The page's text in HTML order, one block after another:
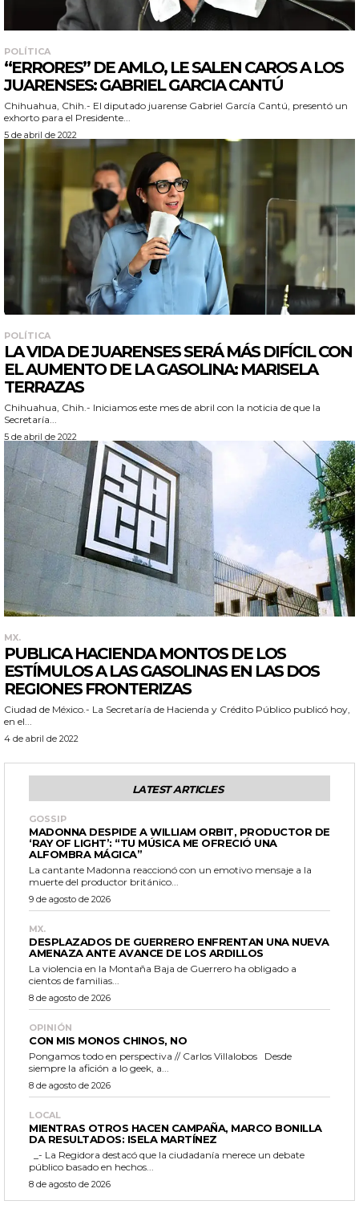
POLÍTICA
“ERRORES” DE AMLO, LE SALEN CAROS A LOS
JUARENSES: GABRIEL GARCIA CANTÚ
Chihuahua, Chih.- El diputado juarense Gabriel García Cantú, presentó un
exhorto para el Presidente...
5 de abril de 2022
POLÍTICA
LA VIDA DE JUARENSES SERÁ MÁS DIFÍCIL CON
EL AUMENTO DE LA GASOLINA: MARISELA
TERRAZAS
Chihuahua, Chih.- Iniciamos este mes de abril con la noticia de que la
Secretaría...
5 de abril de 2022
MX.
PUBLICA HACIENDA MONTOS DE LOS
ESTÍMULOS A LAS GASOLINAS EN LAS DOS
REGIONES FRONTERIZAS
Ciudad de México.- La Secretaría de Hacienda y Crédito Público publicó hoy,
en el...
4 de abril de 2022
LATEST ARTICLES
GOSSIP
MADONNA DESPIDE A WILLIAM ORBIT, PRODUCTOR DE
‘RAY OF LIGHT’: “TU MÚSICA ME OFRECIÓ UNA
ALFOMBRA MÁGICA”
La cantante Madonna reaccionó con un emotivo mensaje a la
muerte del productor británico...
9 de agosto de 2026
MX.
DESPLAZADOS DE GUERRERO ENFRENTAN UNA NUEVA
AMENAZA ANTE AVANCE DE LOS ARDILLOS
La violencia en la Montaña Baja de Guerrero ha obligado a
cientos de familias...
8 de agosto de 2026
OPINIÓN
CON MIS MONOS CHINOS, NO
Pongamos todo en perspectiva // Carlos Villalobos Desde
siempre la afición a lo geek, a...
8 de agosto de 2026
LOCAL
MIENTRAS OTROS HACEN CAMPAÑA, MARCO BONILLA
DA RESULTADOS: ISELA MARTÍNEZ
público basado en hechos...
8 de agosto de 2026